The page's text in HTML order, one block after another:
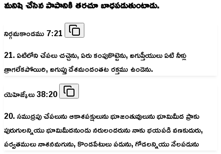
మనిషి చేసిన పాపానికి తరచూ బాధపడుతుంటాడు.
నిర్గమకాండము 7:21
21. ఏటిలోని చేపలు చచ్చెను, ఏరు కంపుకొట్టెను, ఐగుప్తీయులు ఏటి నీళ్లు
త్రాగలేకపోయిరి, ఐగుప్తు దేశమందంతట రక్తము ఉండెను.
యెహెజ్కేలు 38:20
20. సముద్రపు చేపలును ఆకాశపక్షులును భూజంతువులును భూమిమీద ప్రాకు
పురుగులన్నియు భూమిమీదనుండు నరులందరును నాకు భయపడి వణకుదురు,
పర్వతములు నాశనమగును, కొండపేటులు పడును, గోడలన్నియు నేలపడును